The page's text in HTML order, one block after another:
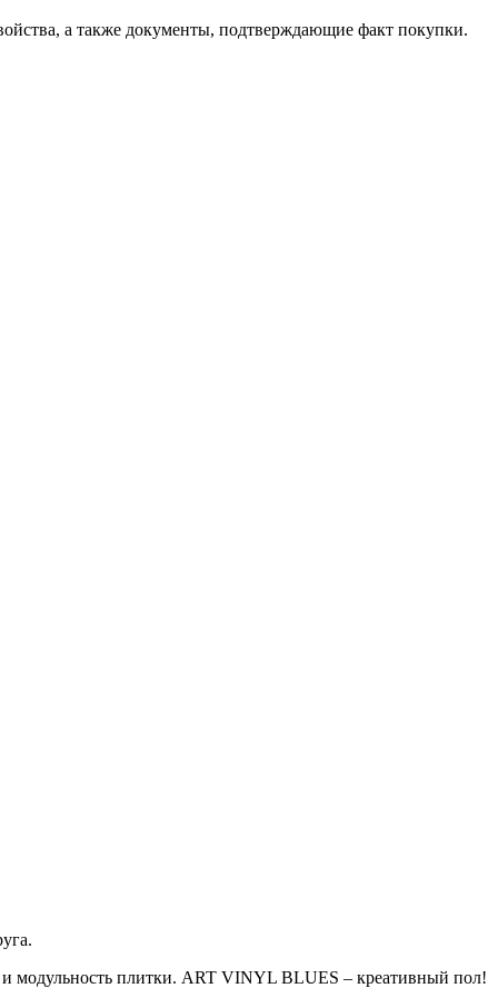
а также документы, подтверждающие факт покупки.
и модульность плитки. ART VINYL BLUES – креативный пол!